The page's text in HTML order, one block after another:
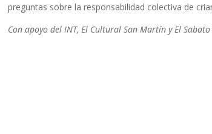
preguntas sobre la responsabilidad colectiva de
Con apoyo del INT, El Cultural San Martín y El